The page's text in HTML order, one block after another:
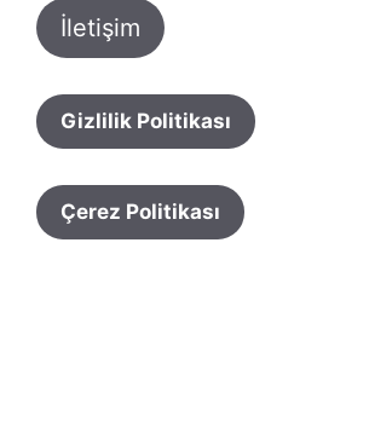
İletişim
Gizlilik Politikası
Çerez Politikası